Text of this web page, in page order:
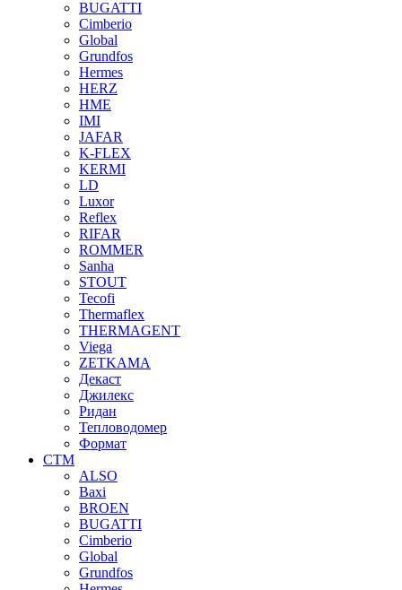
BUGATTI
Cimberio
Global
Grundfos
Hermes
HERZ
HME
IMI
JAFAR
K-FLEX
KERMI
LD
Luxor
Reflex
RIFAR
ROMMER
Sanha
STOUT
Tecofi
Thermaflex
THERMAGENT
Viega
ZETKAMA
Декаст
Джилекс
Ридан
Тепловодомер
Формат
СТМ
ALSO
Baxi
BROEN
BUGATTI
Cimberio
Global
Grundfos